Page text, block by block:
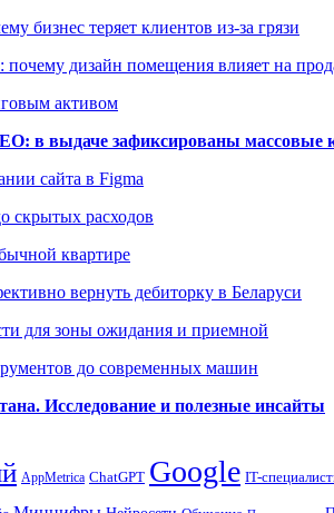
бизнес теряет клиентов из-за грязи
дизайн помещения влияет на
активом
в выдаче зафиксированы массовые
сайта в Figma
скрытых расходов
квартире
вернуть дебиторку в Беларуси
для зоны ожидания и приемной
до современных машин
Исследование и полезные инсайты
AppMetrica ChatGPT Google IT-